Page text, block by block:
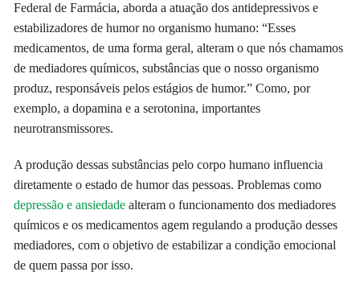
Federal de Farmácia, aborda a atuação dos antidepressivos e
estabilizadores de humor no organismo humano: “Esses
medicamentos, de uma forma geral, alteram o que nós chamamos
de mediadores químicos, substâncias que o nosso organismo
produz, responsáveis pelos estágios de humor.” Como, por
exemplo, a dopamina e a serotonina, importantes
neurotransmissores.
A produção dessas substâncias pelo corpo humano influencia
diretamente o estado de humor das pessoas. Problemas como
depressão e ansiedade alteram o funcionamento dos mediadores
químicos e os medicamentos agem regulando a produção desses
mediadores, com o objetivo de estabilizar a condição emocional
de quem passa por isso.